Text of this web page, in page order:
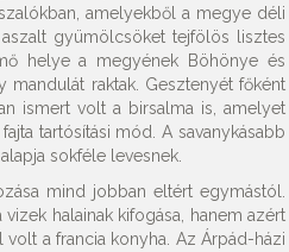
amelyekből a megye déli
gyümölcsöket tejfölös lisztes
helye a megyének Böhönye és
raktak. Gesztenyét főként
ismert volt a birsalma is, amelyet
tartósítási mód. A savanykásabb
sokféle levesnek.
mind jobban eltért egymástól.
halainak kifogása, hanem azért
volt a francia konyha. Az Árpád-házi